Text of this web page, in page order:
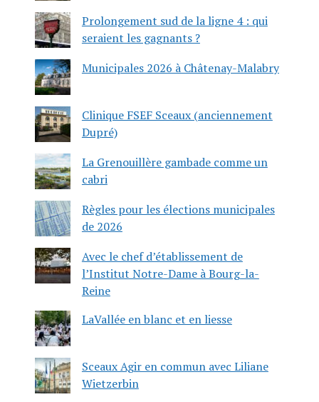
Prolongement sud de la ligne 4 : qui
seraient les gagnants ?
Municipales 2026 à Châtenay-Malabry
Clinique FSEF Sceaux (anciennement
Dupré)
La Grenouillère gambade comme un
cabri
Règles pour les élections municipales
de 2026
Avec le chef d’établissement de
l’Institut Notre-Dame à Bourg-la-
Reine
LaVallée en blanc et en liesse
Sceaux Agir en commun avec Liliane
Wietzerbin